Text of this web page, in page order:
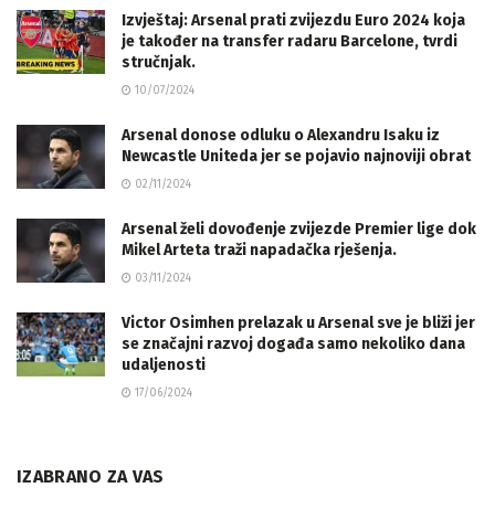
Izvještaj: Arsenal prati zvijezdu Euro 2024 koja
je također na transfer radaru Barcelone, tvrdi
stručnjak.
10/07/2024
Arsenal donose odluku o Alexandru Isaku iz
Newcastle Uniteda jer se pojavio najnoviji obrat
02/11/2024
Arsenal želi dovođenje zvijezde Premier lige dok
Mikel Arteta traži napadačka rješenja.
03/11/2024
Victor Osimhen prelazak u Arsenal sve je bliži jer
se značajni razvoj događa samo nekoliko dana
udaljenosti
17/06/2024
IZABRANO ZA VAS